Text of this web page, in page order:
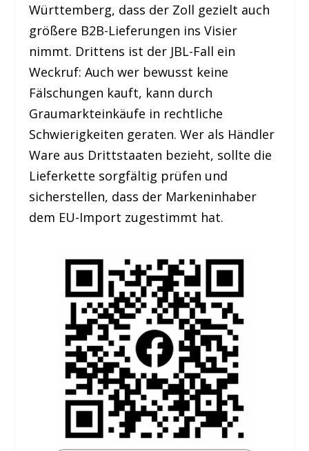
Württemberg, dass der Zoll gezielt auch
größere B2B-Lieferungen ins Visier
nimmt. Drittens ist der JBL-Fall ein
Weckruf: Auch wer bewusst keine
Fälschungen kauft, kann durch
Graumarkteinkäufe in rechtliche
Schwierigkeiten geraten. Wer als Händler
Ware aus Drittstaaten bezieht, sollte die
Lieferkette sorgfältig prüfen und
sicherstellen, dass der Markeninhaber
dem EU-Import zugestimmt hat.